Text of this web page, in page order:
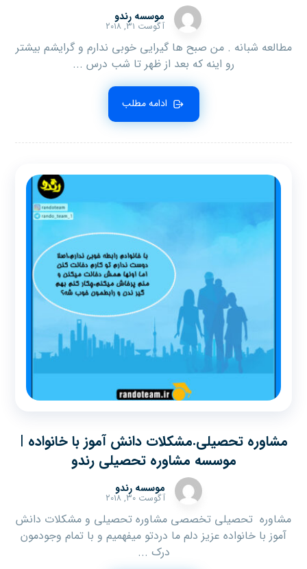
موسسه رندو
آگوست ۳۱, ۲۰۱۸
مطالعه شبانه . من صبح ها گیرایی خوبی ندارم و گرایشم بیشتر
رو اینه که بعد از ظهر تا شب درس ...
ادامه مطلب
مشاوره تحصیلی.مشکلات دانش آموز با خانواده |
موسسه مشاوره تحصیلی رندو
موسسه رندو
آگوست ۳۰, ۲۰۱۸
مشاوره تحصیلی تخصصی مشاوره تحصیلی و مشکلات دانش
آموز با خانواده عزیز دلم ما دردتو میفهمیم و با تمام وجودمون
درک ...